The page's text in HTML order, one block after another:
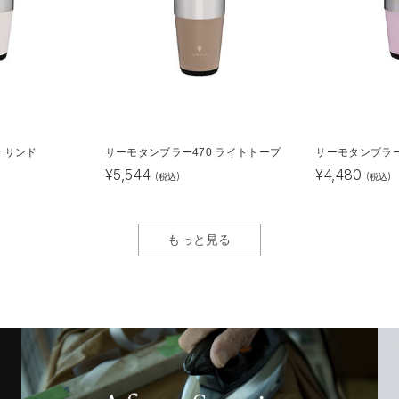
サンド サーモタンブラー470 ライトトープ
¥5,544 (税込)
サーモタンブラ
¥4,480 (税込)
もっと見る